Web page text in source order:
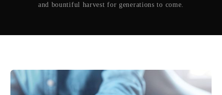
and bountiful harvest for generations to come.